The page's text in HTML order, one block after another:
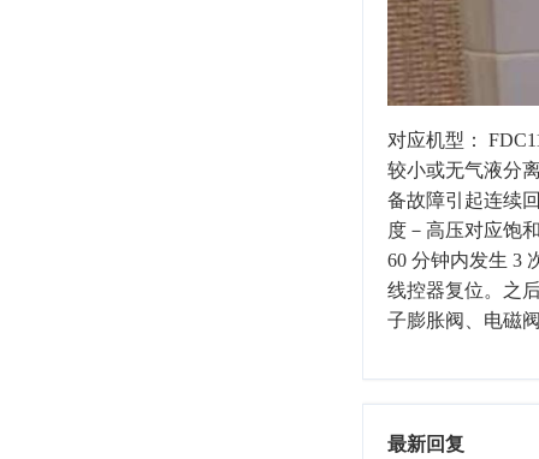
对应机型：
较小或无气液分
备故障引起连续
度－高压对应饱
60 分钟内发生 3
线控器复位。之
子膨胀阀、电磁
最新回复